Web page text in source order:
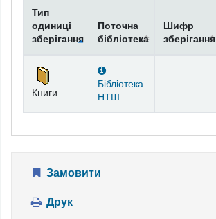
Фонди
Тип
одиниці
зберігання
Поточна
бібліотека
Шифр
зберігання
Книги
Бібліотека
НТШ
Замовити
Друк